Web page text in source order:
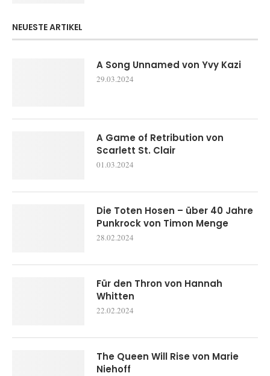
NEUESTE ARTIKEL
A Song Unnamed von Yvy Kazi
29.03.2024
A Game of Retribution von
Scarlett St. Clair
01.03.2024
Die Toten Hosen – über 40 Jahre
Punkrock von Timon Menge
28.02.2024
Für den Thron von Hannah
Whitten
22.02.2024
The Queen Will Rise von Marie
Niehoff